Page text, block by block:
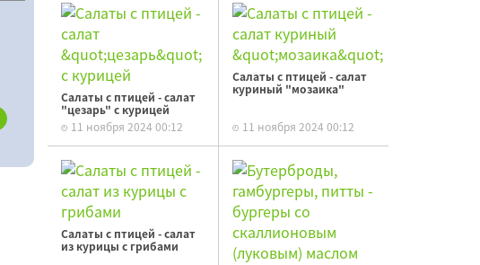
Салаты с птицей - салат
"цезарь" с курицей
11 ноября 2024 00:12
Салаты с птицей - салат
куриный "мозаика"
11 ноября 2024 00:12
Салаты с птицей - салат
из курицы с грибами